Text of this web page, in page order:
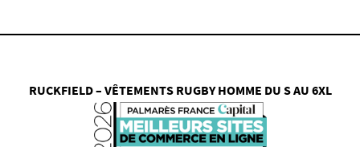
RUCKFIELD – VÊTEMENTS RUGBY HOMME DU S AU 6XL